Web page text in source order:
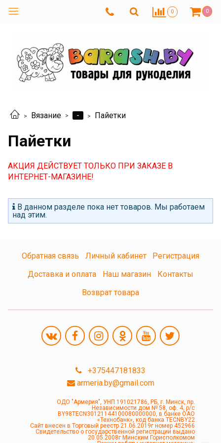
0 0
Вязание - Пайетки
Пайетки
АКЦИЯ ДЕЙСТВУЕТ ТОЛЬКО ПРИ ЗАКАЗЕ В
ИНТЕРНЕТ-МАГАЗИНЕ!
В данном разделе пока нет товаров. Мы работаем
над этим.
Обратная связь Личный кабинет
Регистрация
Доставка и оплата
Наш магазин
Контакты
Возврат товара
+375447181833
armeria.by@gmail.com
ОДО "Армерия", УНП 191021786, РБ, г. Минск, пр.
Независимости дом № 58, оф. 4, р/с
BY98TECN30121144100080000000, в банке ОАО
«Технобанк», код банка TECNBY22
Сайт внесен в Торговый реестр 21.06.2019г номер 452966
Свидетельство о государственной регистрации выдано
20.05.2008г Минским Горисполкомом